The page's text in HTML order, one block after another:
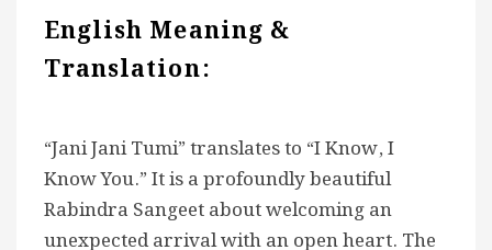
English Meaning &
Translation:
“Jani Jani Tumi” translates to “I Know, I
Know You.” It is a profoundly beautiful
Rabindra Sangeet about welcoming an
unexpected arrival with an open heart. The